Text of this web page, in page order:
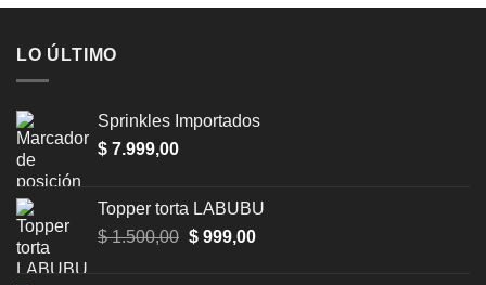
LO ÚLTIMO
Sprinkles Importados
$ 7.999,00
Topper torta LABUBU
$1.500,00 Original
$999,00Current